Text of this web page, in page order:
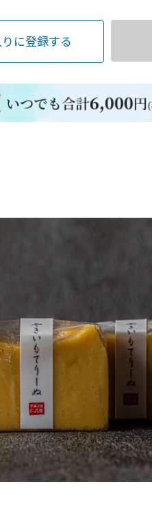
に登録する